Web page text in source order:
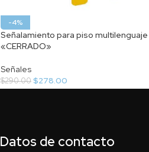
-4%
Señalamiento para piso multilenguaje
«CERRADO»
Señales
$290.00$278.00
Datos de contacto